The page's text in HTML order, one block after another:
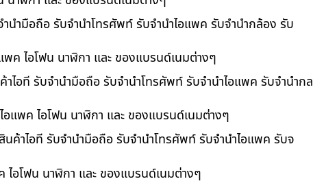
นำมือถือ รับจำนำโทรศัพท์ รับจำนำไอแพค รับจำนำกล้อง รับ
ค ไอโฟน นาฬิกา และ ของแบรนด์เนมต่างๆ
ไอที รับจำนำมือถือ รับจำนำโทรศัพท์ รับจำนำไอแพค รับจำนำกล
แพค ไอโฟน นาฬิกา และ ของแบรนด์เนมต่างๆ
ค้าไอที รับจำนำมือถือ รับจำนำโทรศัพท์ รับจำนำไอแพค รับจ
อโฟน นาฬิกา และ ของแบรนด์เนมต่างๆ